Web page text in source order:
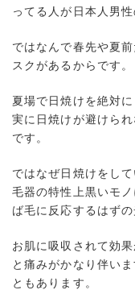
ってる人が日本人男
ではなんで春先や夏
スクがあるからです。
夏場で日焼けを絶対
実に日焼けが避けら
です。
ではなぜ日焼けをし
毛器の特性上黒いモ
ば毛に反応するはず
お肌に吸収されて効
と痛みがかなり伴い
ともあります。